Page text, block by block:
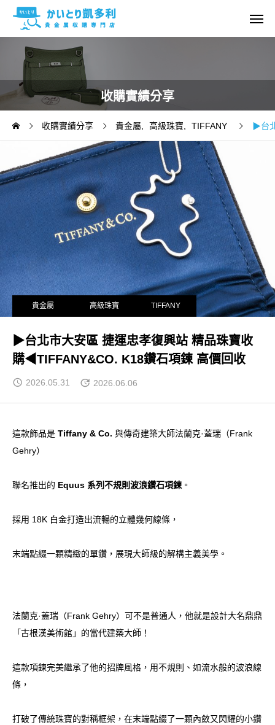
收購實績分享
收購實績分享 貴金屬 高級珠寶 TIFFANY ▶台
貴金屬 高級珠寶 TIFFANY
▶台北市大安區 捷運忠孝復興站 精品珠寶收
購◀TIFFANY&CO. K18鑽石項鍊 高價回收
2026.05.31 2026.06.06
這款飾品是 Tiffany & Co. 與傳奇建築大師法蘭克·蓋瑞（Frank
Gehry）
聯名推出的 Equus 系列不規則波浪鑽石項鍊 。
採用 18K 白金打造出流暢的立體幾何線條，
末端點綴一顆精緻的單鑽，展現大師級的解構主義美學。
法蘭克·蓋瑞（Frank Gehry）可不是普通人，他就是設計大名鼎鼎
「古根漢美術館」的當代建築大師！
這款項鍊完美繼承了他的招牌風格，用不規則、如流水般的波浪線
條，
打破了傳統珠寶的對稱框架，在末端點綴了一顆內斂又閃耀的小鑽